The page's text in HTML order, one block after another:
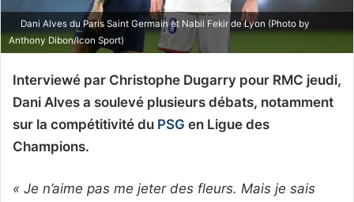
Dani Alves du Paris Saint Germain et Nabil Fekir de Lyon (Photo by
Anthony Dibon/Icon Sport)
Interviewé par Christophe Dugarry pour RMC jeudi,
Dani Alves a soulevé plusieurs débats, notamment
sur la compétitivité du PSG en Ligue des
Champions.
« Je n’aime pas me jeter des fleurs. Mais je sais